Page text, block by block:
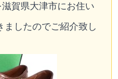
滋賀県大津市にお住い
したのでご紹介致し